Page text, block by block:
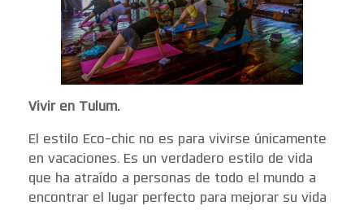
Vivir en Tulum.
El estilo Eco-chic no es para vivirse únicamente
en vacaciones. Es un verdadero estilo de vida
que ha atraído a personas de todo el mundo a
encontrar el lugar perfecto para mejorar su vida